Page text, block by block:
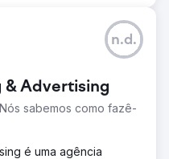
& Advertising
sabemos como fazê-
n.d.
é uma agência